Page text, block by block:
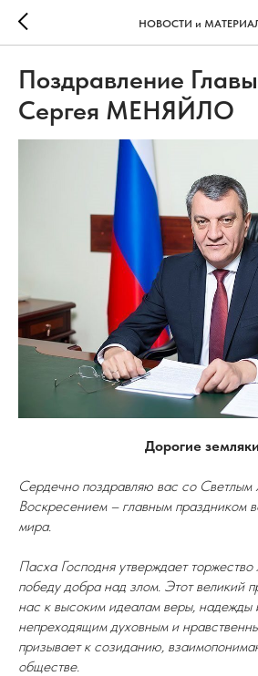
НОВОСТИ и
Поздравление
Сергея МЕНЯЙЛО
Дорогие
Сердечно поздравляю вас со Светлым
Воскресением – главным праздником
мира.
Пасха Господня утверждает
победу добра над злом. Этот великий
нас к высоким идеалам веры, надежды
непреходящим духовным и
призывает к созиданию,
обществе.